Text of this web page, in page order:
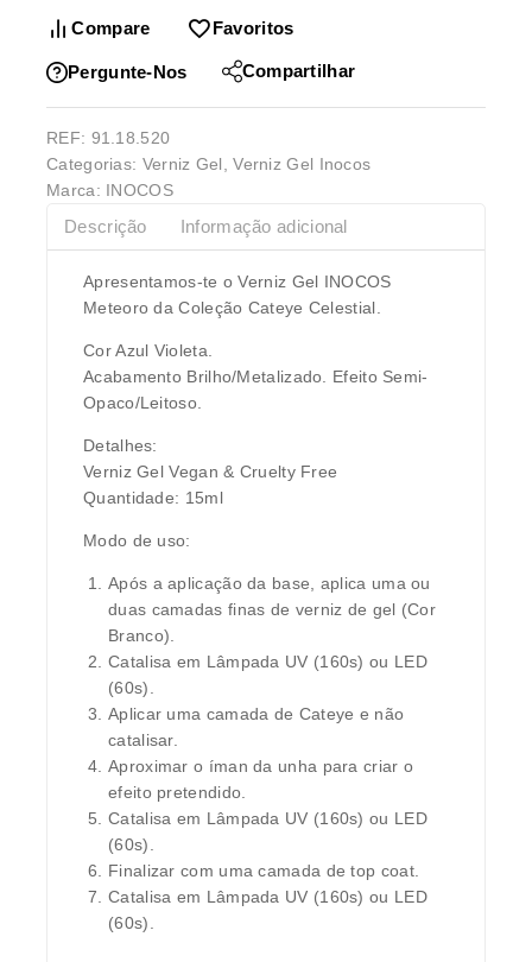
Compare Favoritos
Pergunte-Nos Compartilhar
REF: 91.18.520
Categorias: Verniz Gel ,Verniz Gel Inocos
Marca: INOCOS
Descrição Informação adicional
Apresentamos-te o Verniz Gel INOCOS
Meteoro da Coleção Cateye Celestial.
Cor Azul Violeta.
Acabamento Brilho/Metalizado. Efeito Semi-
Opaco/Leitoso.
Detalhes:
Verniz Gel Vegan & Cruelty Free
Quantidade: 15ml
Modo de uso:
Após a aplicação da base, aplica uma ou
duas camadas finas de verniz de gel (Cor
Branco).
Catalisa em Lâmpada UV (160s) ou LED
(60s).
Aplicar uma camada de Cateye e não
catalisar.
Aproximar o íman da unha para criar o
efeito pretendido.
Catalisa em Lâmpada UV (160s) ou LED
(60s).
Finalizar com uma camada de top coat.
Catalisa em Lâmpada UV (160s) ou LED
(60s).